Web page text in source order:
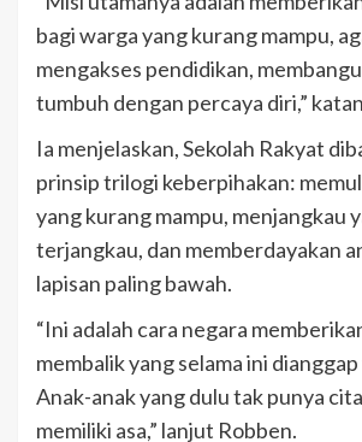
bagi warga yang kurang mampu,
mengakses pendidikan,
tumbuh dengan percaya diri,”
Ia menjelaskan, Sekolah Rakyat
prinsip trilogi keberpihakan:
yang kurang mampu, menjangkau
terjangkau, dan memberdayakan
lapisan paling bawah.
“Ini adalah cara negara
membalik yang selama ini
Anak-anak yang dulu tak punya
memiliki asa,” lanjut Robben.